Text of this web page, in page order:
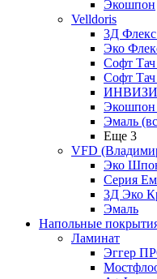
Экошпон
Velldoris
3Д
Эко
Софт
Софт
Экошпон
Эмаль
Еще 3
VFD
Эко
Серия
3Д Эко
Эмаль
Напольные
Ламинат
Эггер